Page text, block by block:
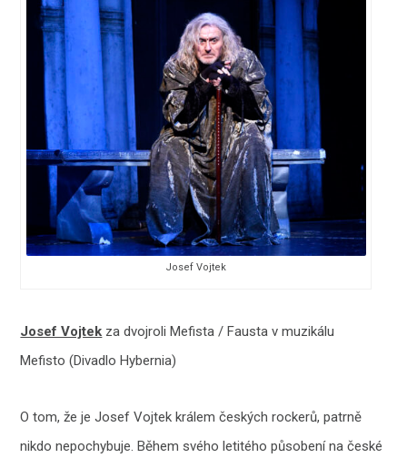
Josef Vojtek
Josef Vojtek za dvojroli Mefista / Fausta v muzikálu
Mefisto (Divadlo Hybernia)
O tom, že je Josef Vojtek králem českých rockerů, patrně
nikdo nepochybuje. Během svého letitého působení na české